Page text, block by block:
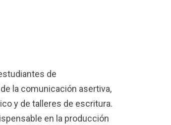
de
la comunicación asertiva,
y de talleres de escritura.
en la producción